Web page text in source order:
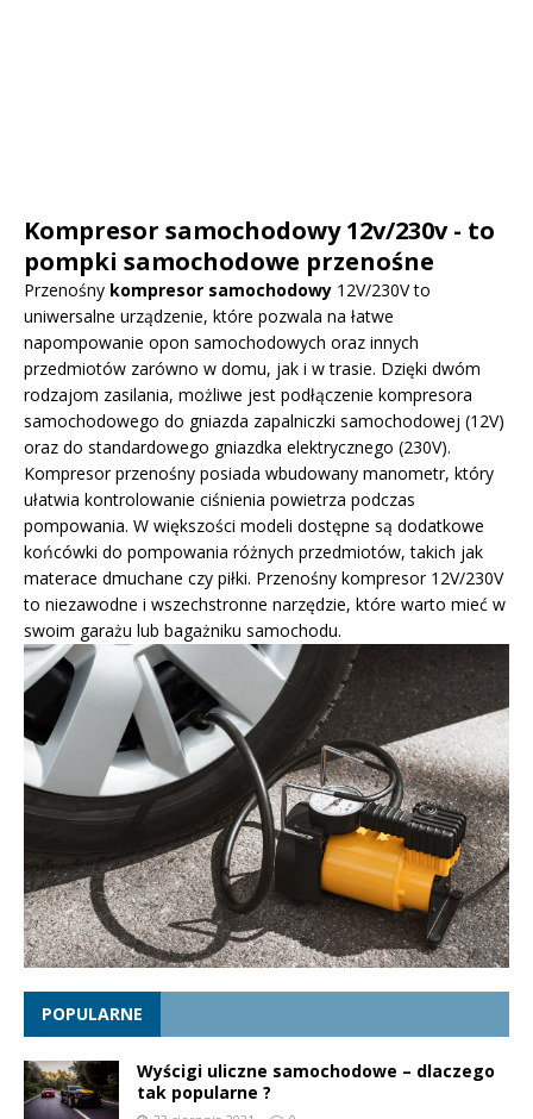
Kompresor samochodowy 12v/230v - to
pompki samochodowe przenośne
Przenośny kompresor samochodowy 12V/230V to
uniwersalne urządzenie, które pozwala na łatwe
napompowanie opon samochodowych oraz innych
przedmiotów zarówno w domu, jak i w trasie. Dzięki dwóm
rodzajom zasilania, możliwe jest podłączenie kompresora
samochodowego do gniazda zapalniczki samochodowej (12V)
oraz do standardowego gniazdka elektrycznego (230V).
Kompresor przenośny posiada wbudowany manometr, który
ułatwia kontrolowanie ciśnienia powietrza podczas
pompowania. W większości modeli dostępne są dodatkowe
końcówki do pompowania różnych przedmiotów, takich jak
materace dmuchane czy piłki. Przenośny kompresor 12V/230V
to niezawodne i wszechstronne narzędzie, które warto mieć w
swoim garażu lub bagażniku samochodu.
POPULARNE
Wyścigi uliczne samochodowe – dlaczego
tak popularne ?